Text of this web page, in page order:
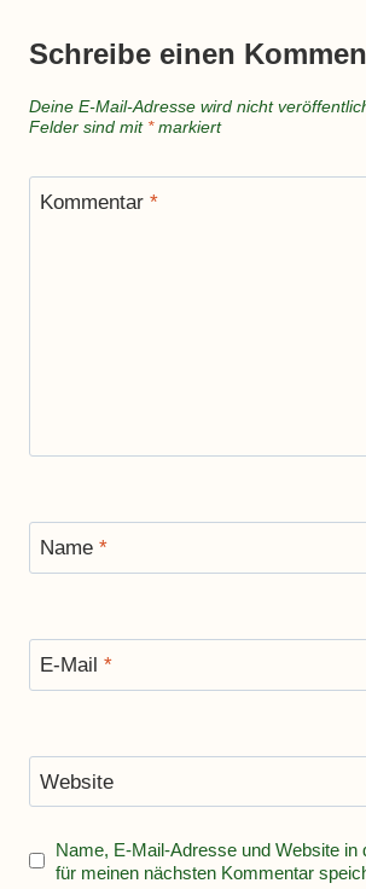
Schreibe einen
Deine E-Mail-Adresse wird nicht
Felder sind mit *markiert
Kommentar *
Name *
E-Mail *
Website
Name, E-Mail-Adresse und Website in
für meinen nächsten Kommentar